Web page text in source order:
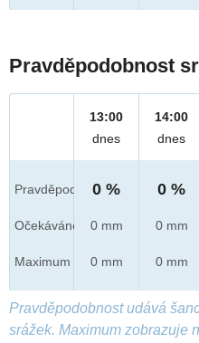
Pravděpodobnost
Pravděpod.
Očekáváno
Maximum
13:00
dnes
0 %
0 mm
0 mm
14:00
dnes
0 %
0 mm
0 mm
Pravděpodobnost udává
srážek. Maximum zobrazuje